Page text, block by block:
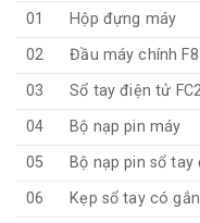
01
Hộp đựng máy
02
Đầu máy chính F8
03
Sổ tay điện tử
04
Bộ nạp pin máy
05
Bộ nạp pin sổ
06
Kẹp sổ tay có